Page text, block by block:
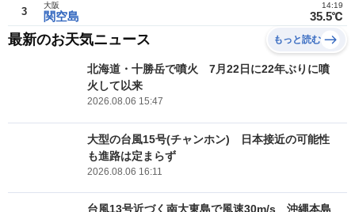
3 関空島
大阪
35.5℃
14:19
最新のお天気ニュース もっと読む
北海道・十勝岳で噴火 7月22日に22年ぶりに噴
火して以来
2026.08.06 15:47
大型の台風15号(チャンホン) 日本接近の可能性
も進路は定まらず
2026.08.06 16:11
台風13号近づく南大東島で風速30m/s 沖縄本島